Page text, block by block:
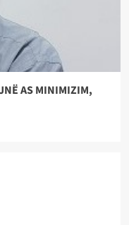
AS MINIMIZIM,